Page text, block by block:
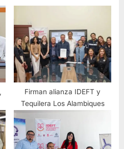
Firman alianza IDEFT y
Tequilera Los Alambiques